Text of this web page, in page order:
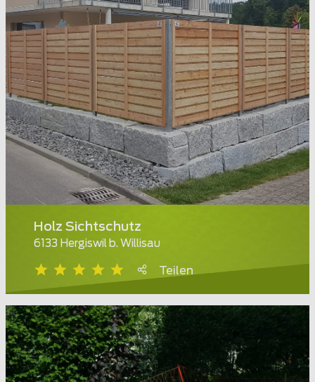
Holz Sichtschutz
6133 Hergiswil b. Willisau
Teilen